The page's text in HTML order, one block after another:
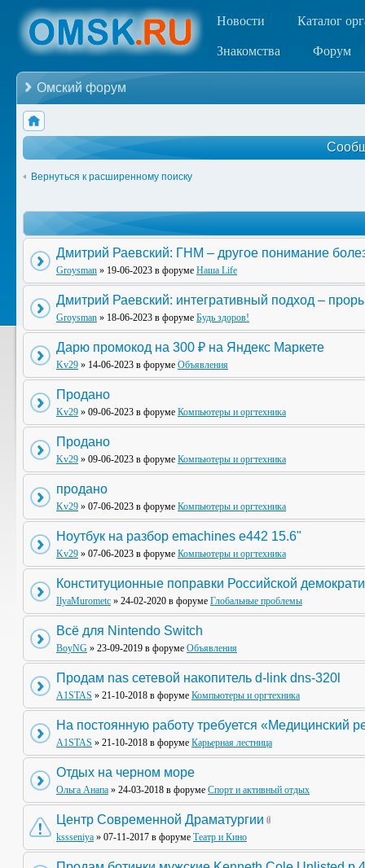
Новости Каталог
Знакомства Форум
Омский форум
Вернуться к расширенному поиску
Дмитрий Раевский: ГНМ – другое понимание
Groysman » 19-06-2023 в форуме Наша Life
Дмитрий Раевский: интегративный подход –
Groysman » 18-06-2023 в форуме Будь здоров!
Дарю промокод на 300 ₽ на Яндекс Маркете
Kv29 » 14-06-2023 в форуме Объявления
Продано
Kv29 » 09-06-2023 в форуме Компьютеры и оргтехника
Продано
Kv29 » 09-06-2023 в форуме Компьютеры и оргтехника
продано
Kv29 » 07-06-2023 в форуме Компьютеры и оргтехника
Ноутбук на разбор emachines e442 15.6"
Kv29 » 07-06-2023 в форуме Компьютеры и оргтехника
Конституционные поправки Российской
IlyaMurometc » 24-02-2020 в форуме Глобальные проблемы
Всё для Nintendo Switch
BoyNG » 23-09-2019 в форуме Объявления
Продам nas сетевой накопитель d-link dns-320l
A1STAS » 21-10-2018 в форуме Компьютеры и оргтехника
На постоянную работу требуется «Медицинский
A1STAS » 21-10-2018 в форуме Карьерная лестница
Отдых на черном море
Ольга Анапа » 24-03-2018 в форуме Спорт и активный отдых
Центр Современной Драматургии
kssseniya » 07-11-2017 в форуме Театр и Кино